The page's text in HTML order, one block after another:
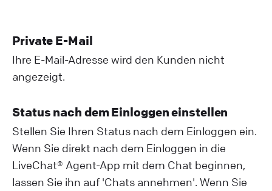
Private E-Mail
Ihre E-Mail-Adresse wird den Kunden nicht
angezeigt.
Status nach dem Einloggen einstellen
Stellen Sie Ihren Status nach dem Einloggen ein.
Wenn Sie direkt nach dem Einloggen in die
LiveChat® Agent-App mit dem Chat beginnen,
lassen Sie ihn auf 'Chats annehmen'. Wenn Sie